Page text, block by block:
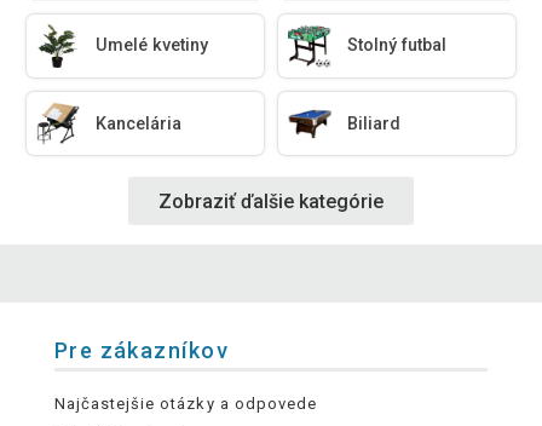
Umelé kvetiny Stolný futbal
Kancelária Biliard
Zobraziť ďalšie kategórie
Pre zákazníkov
Najčastejšie otázky a odpovede